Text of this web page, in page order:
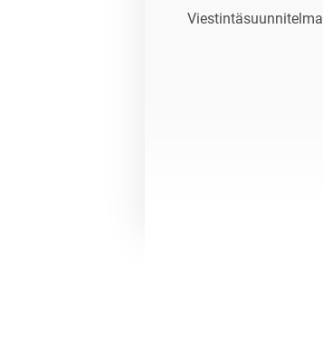
Viestintäsuunnitelma